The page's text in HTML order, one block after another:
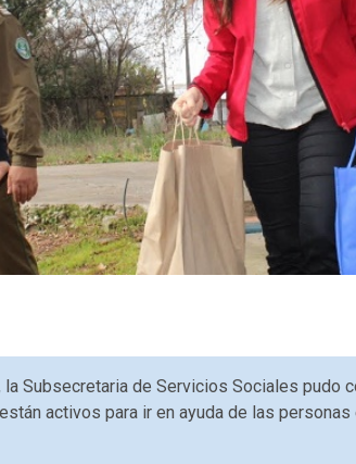
la Subsecretaria de Servicios Sociales pudo
activos para ir en ayuda de las personas